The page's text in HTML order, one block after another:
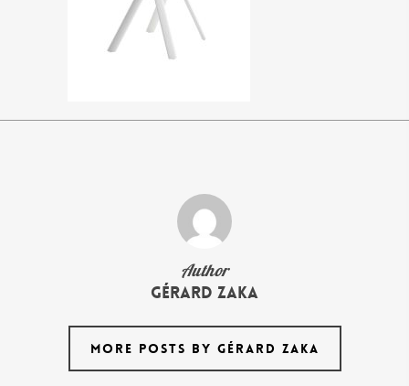
Author
Gérard Zaka
MORE POSTS BY GÉRARD ZAKA